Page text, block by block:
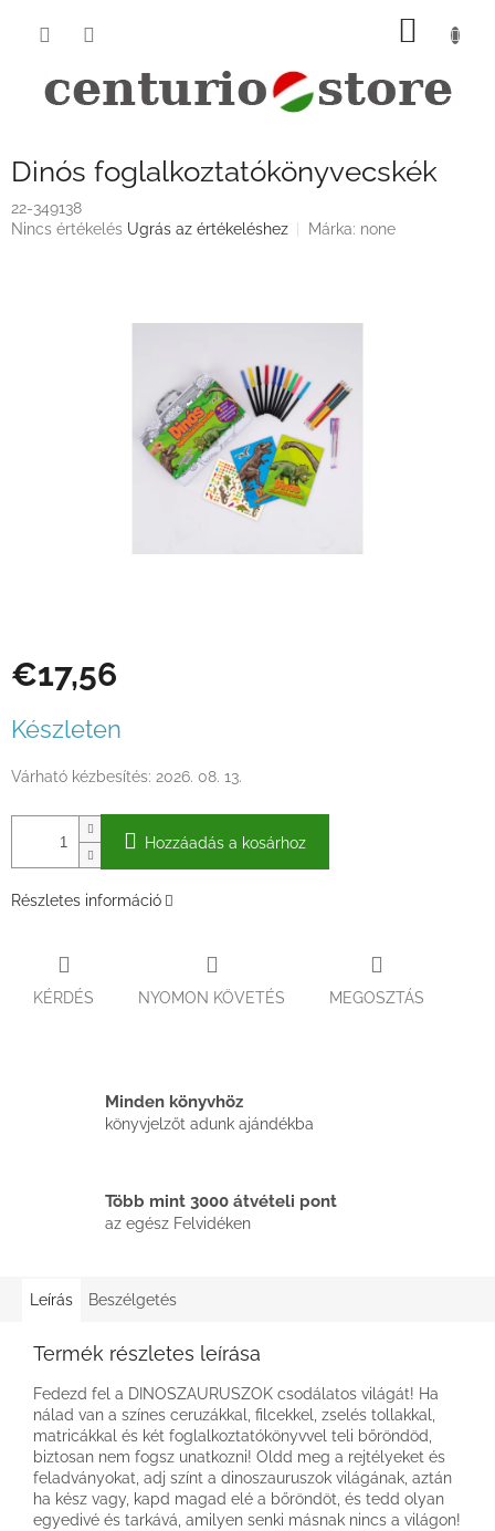
KOSÁR
Dinós foglalkoztatókönyvecskék
22-349138
A
Nincs értékelés Ugrás az értékeléshez Márka: none
€17,56
Készleten
Várható kézbesítés: 2026. 08. 13.
Hozzáadás a kosárhoz
Részletes információ
KÉRDÉS NYOMON KÖVETÉS MEGOSZTÁS
Minden könyvhöz
könyvjelzőt adunk ajándékba
Több mint 3000 átvételi pont
az egész Felvidéken
Leírás Beszélgetés
Termék részletes leírása
Fedezd fel a DINOSZAURUSZOK csodálatos világát! Ha
nálad van a színes ceruzákkal, filcekkel, zselés tollakkal,
matricákkal és két foglalkoztatókönyvvel teli bőröndöd,
biztosan nem fogsz unatkozni! Oldd meg a rejtélyeket és
feladványokat, adj színt a dinoszauruszok világának, aztán
ha kész vagy, kapd magad elé a bőröndöt, és tedd olyan
egyedivé és tarkává, amilyen senki másnak nincs a világon!